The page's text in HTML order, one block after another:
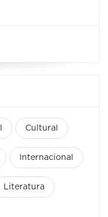
Cultural
Internacional
Literatura